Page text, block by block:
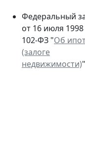
Федеральный
от 16 июля
102-ФЗ "Об
(залоге
недвижимости)"